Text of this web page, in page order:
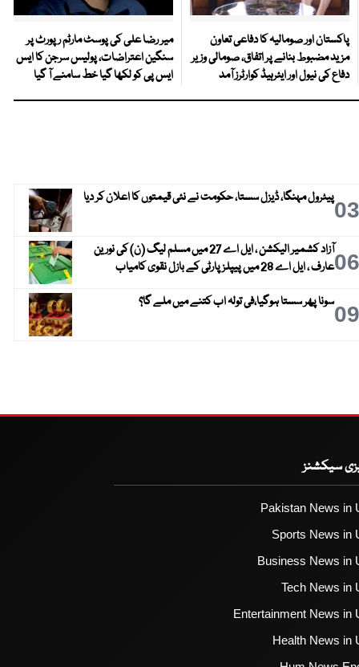
پاکستان اور صومالیہ کا دفاعی تعاون
مزید مضبوط بنانے پر اتفاق، صومالی وزیر
دفاع کی نیول اور ایئرہیڈ کوارٹرز آمد
میر رضا علی کی پوسٹ مارٹم رپورٹ پر
سنگین اعتراضات، پولیس سرجن کا ایس
ایس پی کو لکھا گیا خط سامنے آ گیا
03پیٹرول مہنگا، ڈیزل سستا، حکومت نے نئی قیمتوں کا اعلان کر دیا
06
آزاد کشمیر الیکشن ، ایل اے 27 میں مسلم لیگ (ن) کی نورین
عارف ، ایل اے 28 میں پیپلز پارٹی کے بازل نقوی کامیاب
09سونا پھر سستا ہوگیا،فی تولہ اب کتنے میں ملے گا؟
سیکشنز
Pakistan News in
Sports News in
Business News in
Tech News in
Entertainment News in
Health News in